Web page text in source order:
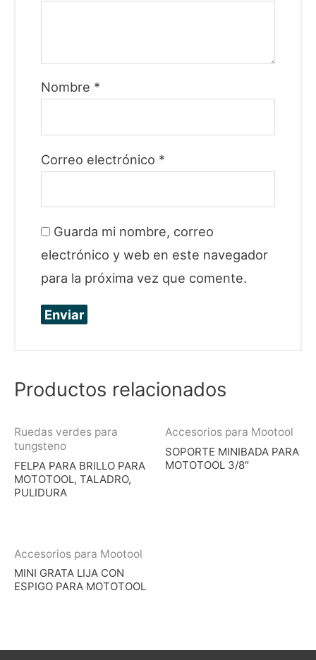
Nombre *
Correo electrónico *
Guarda mi nombre, correo
electrónico y web en este navegador
para la próxima vez que comente.
Productos relacionados
Ruedas verdes para
tungsteno
FELPA PARA BRILLO PARA
MOTOTOOL, TALADRO,
PULIDURA
Accesorios para Mootool
SOPORTE MINIBADA PARA
MOTOTOOL 3/8″
Accesorios para Mootool
MINI GRATA LIJA CON
ESPIGO PARA MOTOTOOL